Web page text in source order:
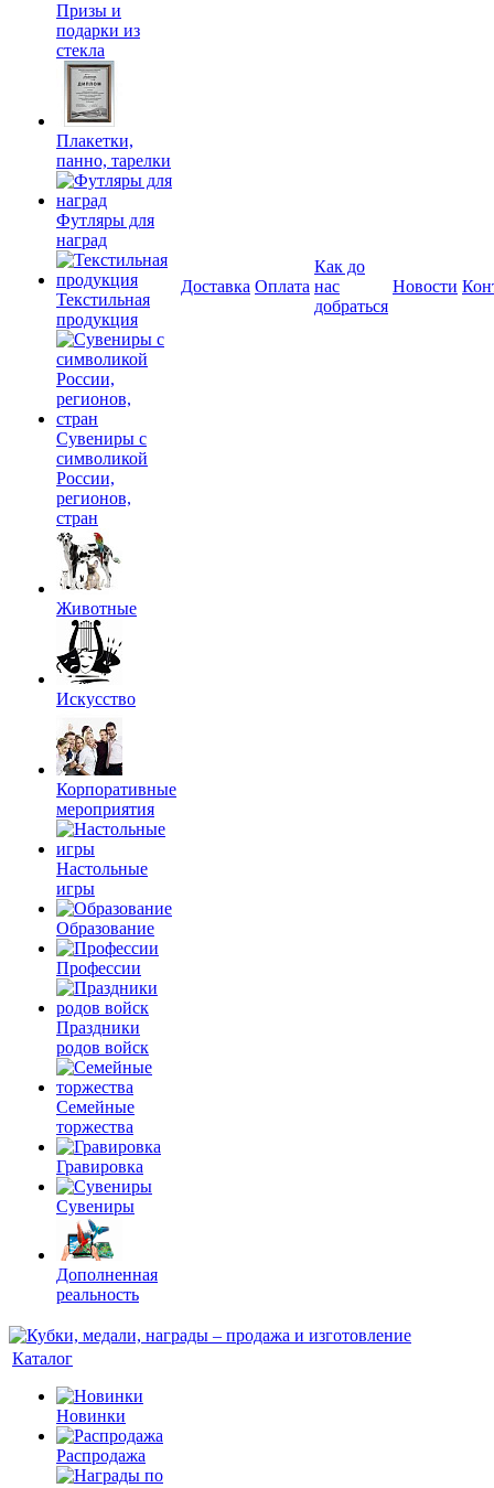
Призы и
подарки из
стекла
Плакетки,
панно, тарелки
Футляры для
наград
Текстильная
продукция
Сувениры с
символикой
России,
регионов,
стран
Животные
Искусство
Корпоративные
мероприятия
Настольные
игры
Образование
Профессии
Праздники
родов войск
Семейные
торжества
Гравировка
Сувениры
Дополненная
реальность
Доставка Оплата
Как до
нас
добраться
Новости
Каталог
Новинки
Распродажа